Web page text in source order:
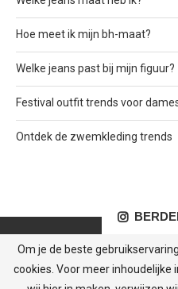
Hoe meet ik mijn bh-maat?
Welke jeans past bij mijn figuur?
Festival outfit trends voor
Ontdek de zwemkleding trends
Om je de beste
cookies. Voor meer